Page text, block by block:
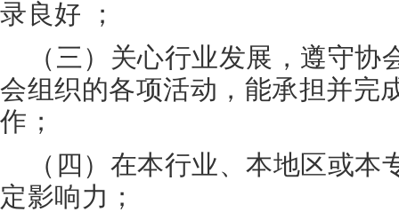
录良好 ；
（三）关心行业发展，遵守
会组织的各项活动，能承担并完
作；
（四）在本行业、本地区或
定影响力；